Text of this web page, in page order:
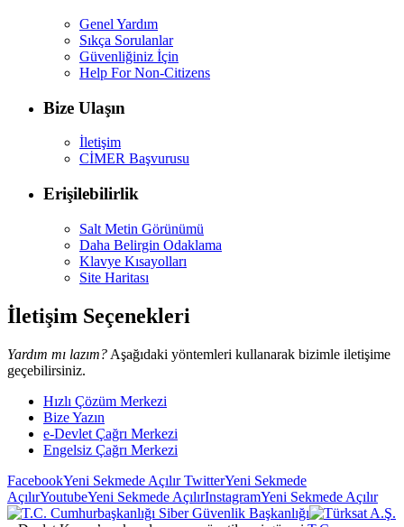
Genel Yardım
Sıkça Sorulanlar
Güvenliğiniz İçin
Help For Non-Citizens
Bize Ulaşın
İletişim
CİMER Başvurusu
Erişilebilirlik
Salt Metin Görünümü
Daha Belirgin Odaklama
Klavye Kısayolları
Site Haritası
İletişim Seçenekleri
Yardım mı lazım? Aşağıdaki yöntemleri kullanarak bizimle iletişime
geçebilirsiniz.
Hızlı Çözüm Merkezi
Bize Yazın
e-Devlet Çağrı Merkezi
Engelsiz Çağrı Merkezi
FacebookYeni Sekmede AçılırTwitterYeni Sekmede
AçılırYoutubeYeni Sekmede AçılırInstagramYeni Sekmede Açılır